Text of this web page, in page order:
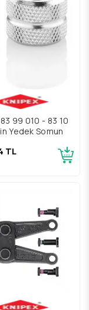
99 010 - 83 10
Yedek Somun
TL